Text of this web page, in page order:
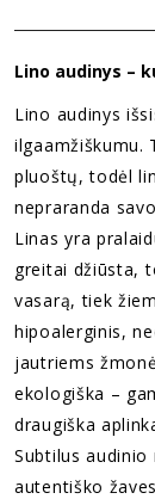
Lino audinys –
Lino audinys
ilgaamžiškumu.
pluoštų, todėl
nepraranda
Linas yra
greitai džiūsta,
vasarą, tiek
hipoalerginis,
jautriems
ekologiška –
draugiška
Subtilus
autentiško